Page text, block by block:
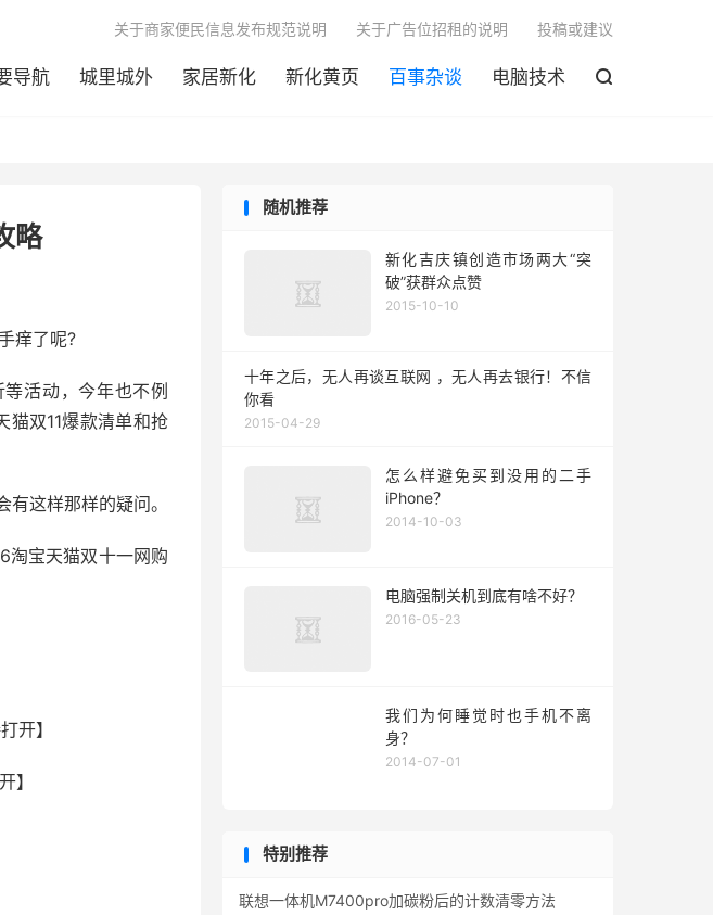
导航 城里城外 家居新化 新化黄页 百事杂谈 电脑技术 
关于商家便民信息发布规范说明 关于广告位招租的说明 投稿或建议
略
痒了呢?
活动，今年也不例
猫双11爆款清单和抢
这样那样的疑问。
淘宝天猫双十一网购
开】
】
随机推荐
新化吉庆镇创造市场两大“突
破”获群众点赞
2015-10-10
十年之后，无人再谈互联网 ，无人再去银行！不信
你看
2015-04-29
怎么样避免买到没用的二手
iPhone？
2014-10-03
电脑强制关机到底有啥不好？
2016-05-23
我们为何睡觉时也手机不离
身？
2014-07-01
特别推荐
联想一体机M7400pro加碳粉后的计数清零方法